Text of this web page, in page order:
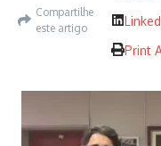
Compartilhe
este artigo
Print